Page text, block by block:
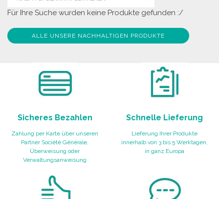
Für Ihre Suche wurden keine Produkte gefunden :/
ALLE UNSERE NACHHALTIGEN PRODUKTE
Sicheres Bezahlen
Zahlung per Karte über unseren
Partner Société Générale,
Überweisung oder
Verwaltungsanweisung
Schnelle Lieferung
Lieferung Ihrer Produkte
innerhalb von 3 bis 5 Werktagen,
in ganz Europa